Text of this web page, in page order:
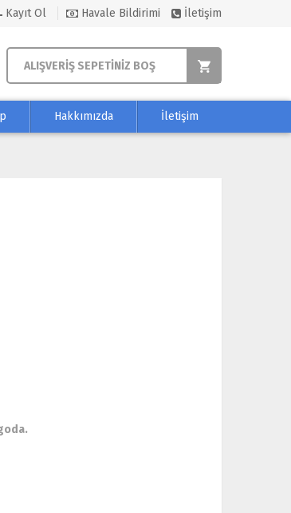
Kayıt Ol Havale Bildirimi İletişim
ALIŞVERİŞ SEPETİNİZ BOŞ
Hakkımızda İletişim